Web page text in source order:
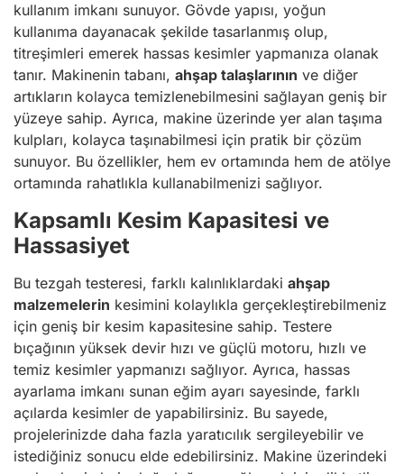
kullanım imkanı sunuyor. Gövde yapısı, yoğun
kullanıma dayanacak şekilde tasarlanmış olup,
titreşimleri emerek hassas kesimler yapmanıza olanak
tanır. Makinenin tabanı, ahşap talaşlarının ve diğer
artıkların kolayca temizlenebilmesini sağlayan geniş bir
yüzeye sahip. Ayrıca, makine üzerinde yer alan taşıma
kulpları, kolayca taşınabilmesi için pratik bir çözüm
sunuyor. Bu özellikler, hem ev ortamında hem de atölye
ortamında rahatlıkla kullanabilmenizi sağlıyor.
Kapsamlı Kesim Kapasitesi ve
Hassasiyet
Bu tezgah testeresi, farklı kalınlıklardaki ahşap
malzemelerin kesimini kolaylıkla gerçekleştirebilmeniz
için geniş bir kesim kapasitesine sahip. Testere
bıçağının yüksek devir hızı ve güçlü motoru, hızlı ve
temiz kesimler yapmanızı sağlıyor. Ayrıca, hassas
ayarlama imkanı sunan eğim ayarı sayesinde, farklı
açılarda kesimler de yapabilirsiniz. Bu sayede,
projelerinizde daha fazla yaratıcılık sergileyebilir ve
istediğiniz sonucu elde edebilirsiniz. Makine üzerindeki